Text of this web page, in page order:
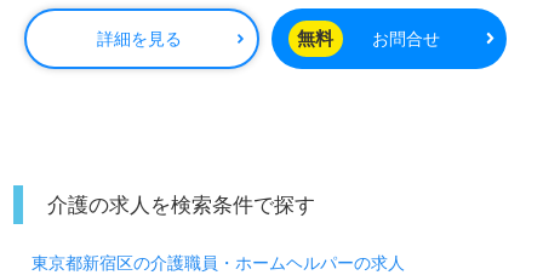
詳細を見る 無料 お問合せ
介護の求人を検索条件で探す
東京都新宿区の介護職員・ホームヘルパーの求人